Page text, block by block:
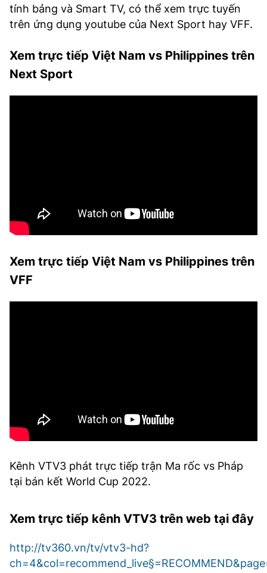
tính bảng và Smart TV, có thể xem trực tuyến
trên ứng dụng youtube của Next Sport hay VFF.
Xem trực tiếp Việt Nam vs Philippines trên
Next Sport
Xem trực tiếp Việt Nam vs Philippines trên
VFF
Kênh VTV3 phát trực tiếp trận Ma rốc vs Pháp
tại bán kết World Cup 2022.
Xem trực tiếp kênh VTV3 trên web tại đây
http://tv360.vn/tv/vtv3-hd?